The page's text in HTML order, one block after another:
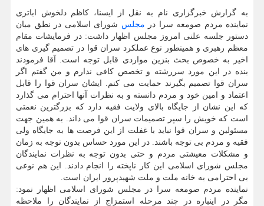
به گزارش خبرگزاری نام به نقل از ایسنا، كاظم دلخوش اباتری
نماینده مردم صومعه سرا در مجلس شورای اسلامی در نطق میان
دستور جلسه علنی امروز مجلس اظهار داشت: در فرمایشات مقام
معظم رهبری و همینطور نوع عملكرد سران قوا در تصمیم گیری های
اخیر به خصوص بحث بنزین مواردی قابل توجه است. آقا فرمودند
بنده در این مورد سررشته و تخصص كافی ندارم و من گفتم اگر
سران قوا تصمیم بگیرند حمایت می كنم. ایشان سران قوا را قابل
اعتماد و امین خود و مردم دانسته و به نظرات آنها احترام می گذارد
كه این نشان از جایگاه بالای ولایت فقیه دارد كه بزرگترین نعمتی
است كه خویش را سپر تصمیمات سران قوا می داند. به همین جهت
مسئولین و سران قوا نباید با غفلت از این فرصت ها به جایگاه ولی
فقیه و مردم بی توجه باشند. در این مورد حساس بدون توجه به زمان
و مشكلات معیشتی مردم و حتی بدون توجه به نظرات نمایندگان
مجلس شورای اسلامی این كار ناپخته را انجام دادند. این هم نوعی
بی احترامی به خانه ملت و ملت شهیدپرور ایران است.
نماینده مردم صومعه سرا در مجلس شورای اسلامی اظهار نمود:
مگر در اینباره در چند مرحله استمزاج از نمایندگان را ملاحظه